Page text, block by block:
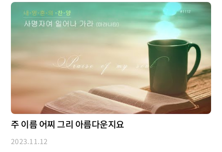
주 이름 어찌 그리 아름다운지요
2023.11.12